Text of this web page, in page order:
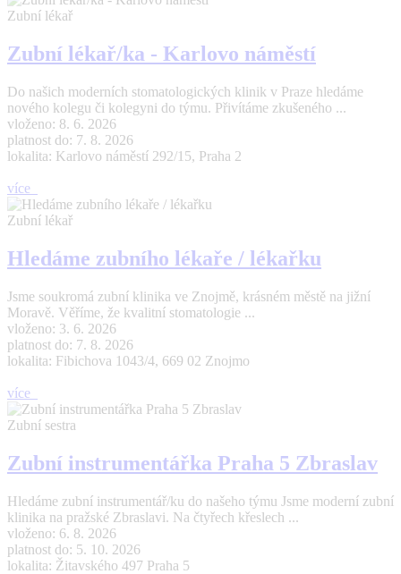
Zubní lékař
Zubní lékař/ka - Karlovo náměstí
Do našich moderních stomatologických klinik v Praze hledáme
nového kolegu či kolegyni do týmu. Přivítáme zkušeného ...
vloženo: 8. 6. 2026
platnost do: 7. 8. 2026
lokalita: Karlovo náměstí 292/15, Praha 2
více
Zubní lékař
Hledáme zubního lékaře / lékařku
Jsme soukromá zubní klinika ve Znojmě, krásném městě na jižní
Moravě. Věříme, že kvalitní stomatologie ...
vloženo: 3. 6. 2026
platnost do: 7. 8. 2026
lokalita: Fibichova 1043/4, 669 02 Znojmo
více
Zubní sestra
Zubní instrumentářka Praha 5 Zbraslav
Hledáme zubní instrumentář/ku do našeho týmu Jsme moderní zubní
klinika na pražské Zbraslavi. Na čtyřech křeslech ...
vloženo: 6. 8. 2026
platnost do: 5. 10. 2026
lokalita: Žitavského 497 Praha 5